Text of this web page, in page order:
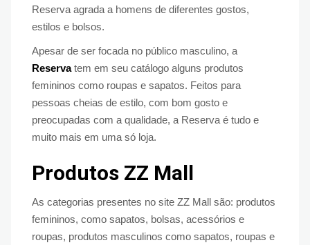
Reserva agrada a homens de diferentes gostos,
estilos e bolsos.
Apesar de ser focada no público masculino, a
Reservatem em seu catálogo alguns produtos
femininos como roupas e sapatos. Feitos para
pessoas cheias de estilo, com bom gosto e
preocupadas com a qualidade, a Reserva é tudo e
muito mais em uma só loja.
Produtos ZZ Mall
As categorias presentes no site ZZ Mall são: produtos
femininos, como sapatos, bolsas, acessórios e
roupas, produtos masculinos como sapatos, roupas e